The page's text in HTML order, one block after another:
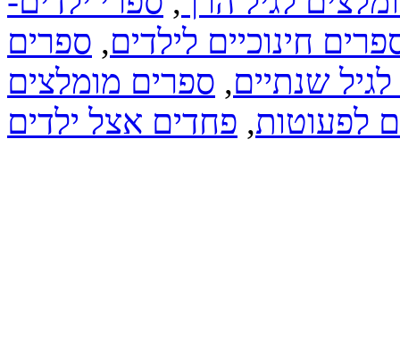
חינוכיים לילדים, ספרים
שנתיים, ספרים מומלצים
לפעוטות, פחדים אצל ילדים